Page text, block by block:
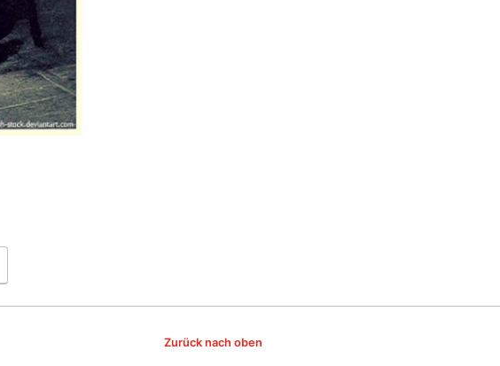
Zurück nach oben